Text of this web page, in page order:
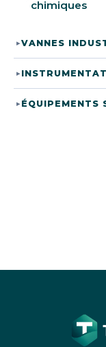
chimiques
▸VANNES
▸
▸ÉQUIPEMENTS